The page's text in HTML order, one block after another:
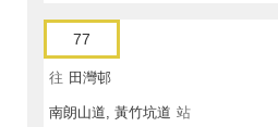
77
往 田灣邨
南朗山道, 黃竹坑道 站